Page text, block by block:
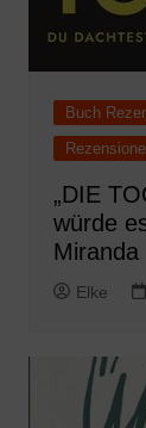
Buch
„DIE
würde
Miranda
Elke